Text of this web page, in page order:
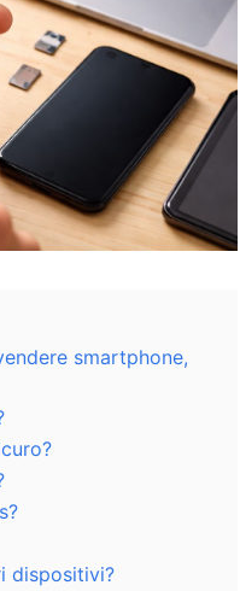
smartphone,
dispositivi?